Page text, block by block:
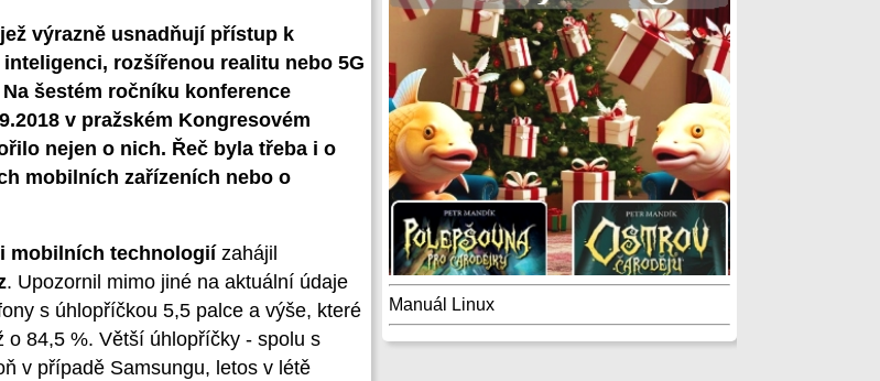
Manuál Linux
výrazně usnadňují přístup k
rozšířenou realitu nebo 5G
šestém ročníku konference
v pražském Kongresovém
nejen o nich. Řeč byla třeba i o
mobilních zařízeních nebo o
mobilních technologií zahájil
. Upozornil mimo jiné na aktuální údaje
s úhlopříčkou 5,5 palce a výše, které
o 84,5 %. Větší úhlopříčky - spolu s
v případě Samsungu, letos v létě